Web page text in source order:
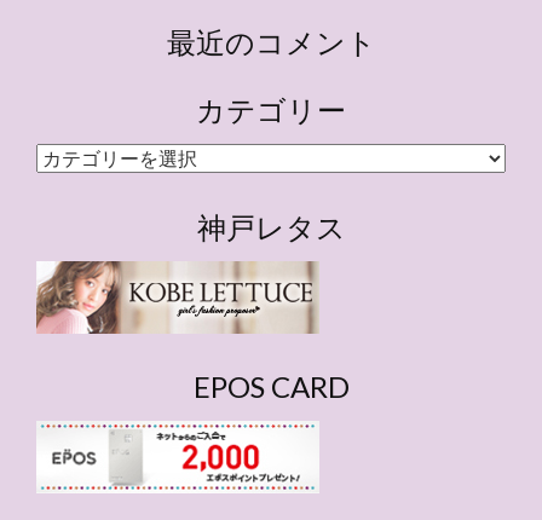
最近のコメント
カテゴリー
カ
ー
神戸レタス
EPOS CARD